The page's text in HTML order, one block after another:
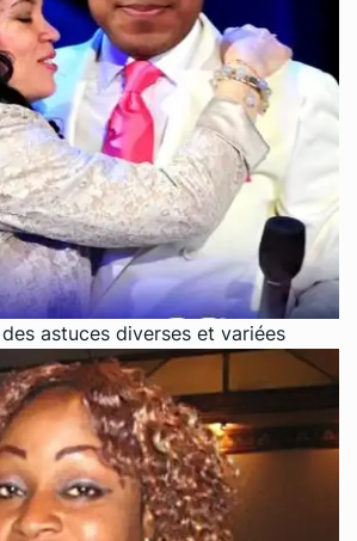
astuces diverses et variées